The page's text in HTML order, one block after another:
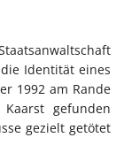
Identität eines
1992 am Rande
gefunden
gezielt getötet